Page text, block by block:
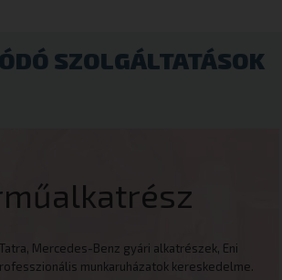
SZOLGÁLTATÁSOK
Mercedes-Benz gyári alkatrészek, Eni
munkaruházatok kereskedelme.